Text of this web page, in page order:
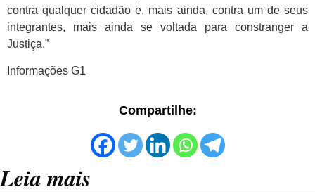
contra qualquer cidadão e, mais ainda, contra um de seus
integrantes, mais ainda se voltada para constranger a
Justiça.”
Informações G1
Compartilhe:
Leia mais